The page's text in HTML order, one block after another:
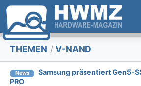
THEMEN / V-NAND
News
Samsung präsentiert Gen5-
PRO